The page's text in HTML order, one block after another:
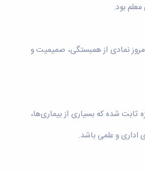
بود.
نمادی از همبستگی، صمیمیت و
شده که بسیاری از بیماری‌ها،
اداری و علمی باشد.